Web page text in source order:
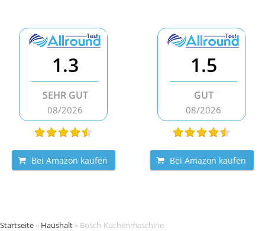
1.3
SEHR GUT
08/2026
Bei Amazon kaufen
1.5
GUT
08/2026
Bei Amazon kaufen
Startseite » Haushalt » Bosch-Küchenmaschine